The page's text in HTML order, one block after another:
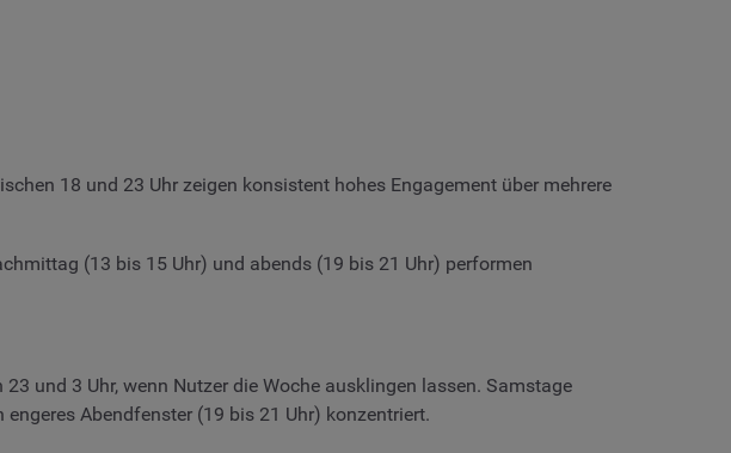
18 und 23 Uhr zeigen konsistent hohes Engagement über mehrere
(13 bis 15 Uhr) und abends (19 bis 21 Uhr) performen
und 3 Uhr, wenn Nutzer die Woche ausklingen lassen. Samstage
Abendfenster (19 bis 21 Uhr) konzentriert.